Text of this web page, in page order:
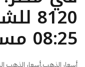
08:25 مساءًا
أسعار الذهب,أسعار الذهب